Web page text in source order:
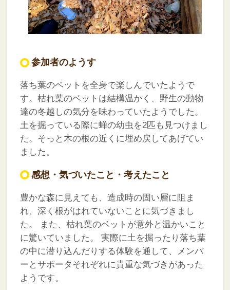
参加者のようす
落ち葉のベットを全身で楽しんでいたようで
す。枯れ葉のベットは結構温かく、野生の動物
達の冬越しの気分を味わっていたようでした。
土を掘っている際に蝉の幼虫を2匹も見つけまし
た。そっと木の根の近くに埋め戻してあげてい
ました。
感想・気づいたこと・考えたこと
豊かな森に見えても、造成時の固い層に阻ま
れ、深く根がはれていないことに気づきまし
た。
また、枯れ葉のベットが意外と温かいこと
に驚いていました。
実際に土を掘ったり落ち葉
の中に潜り込んだりする体験を通して、メンバ
ーとサポータそれぞれに貴重な気づきがあった
ようです。